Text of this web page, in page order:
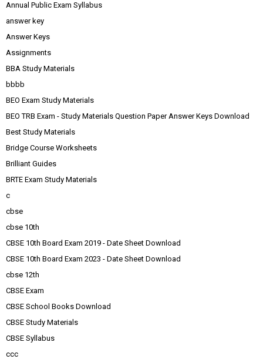
Annual Public Exam Syllabus
answer key
Answer Keys
Assignments
BBA Study Materials
bbbb
BEO Exam Study Materials
BEO TRB Exam - Study Materials Question Paper Answer Keys Download
Best Study Materials
Bridge Course Worksheets
Brilliant Guides
BRTE Exam Study Materials
c
cbse
cbse 10th
CBSE 10th Board Exam 2019 - Date Sheet Download
CBSE 10th Board Exam 2023 - Date Sheet Download
cbse 12th
CBSE Exam
CBSE School Books Download
CBSE Study Materials
CBSE Syllabus
ccc